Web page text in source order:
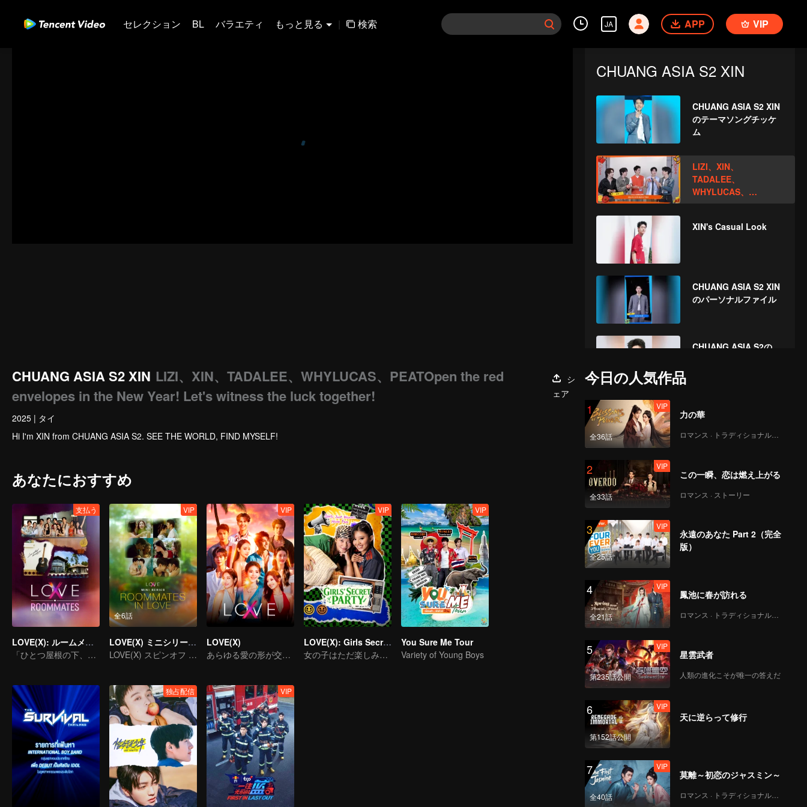
セレクション BL バラエティ もっと見る | 検索 JA APP VIP
CHUANG ASIA S2 XIN
CHUANG ASIA S2 XIN
のテーマソングチッケ
ム
LIZI、XIN、
TADALEE、
WHYLUCAS、
PEATOpen the red
Year! Let's witness
XIN's Casual Look
CHUANG ASIA S2 XIN
のパーソナルファイル
CHUANG ASIA S2の
CHUANG ASIA S2 XIN LIZI、XIN、TADALEE、WHYLUCAS、PEATOpen the red
envelopes in the New Year! Let's witness the luck together!
シ
ェア
2025 | タイ
Hi I'm XIN from CHUANG ASIA S2. SEE THE WORLD, FIND MYSELF!
あなたにおすすめ
支払う
LOVE(X): ルームメイト
「ひとつ屋根の下、心の扉を開く！LOVE(X)ルームメイトスペシャル」
全6話
VIP
LOVE(X) ミニシリーズ：恋するルームメイト
LOVE(X) スピンオフ ミニシリーズ
VIP
LOVE(X)
あらゆる愛の形が交わり、あらゆる心の色が鼓動する場所
VIP
LOVE(X): Girls Secret Party
女の子はただ楽しみたいだけ
VIP
You Sure Me Tour
Variety of Young Boys
独占配信 VIP
今日の人気作品
1
全36話
VIP
力の華
ロマンス · トラディショナル・コスチューム
2
全33話
VIP
この一瞬、恋は燃え上がる
ロマンス · ストーリー
3
全25話
VIP
永遠のあなた Part 2（完全
版）
4
全21話
VIP
鳳池に春が訪れる
ロマンス · トラディショナル・コスチューム
5
第235話公開
VIP
星雲武者
人類の進化こそが唯一の答えだ
6
第152話公開
VIP
天に逆らって修行
7
全40話
VIP
莫離～初恋のジャスミン～
ロマンス · トラディショナル・コスチューム